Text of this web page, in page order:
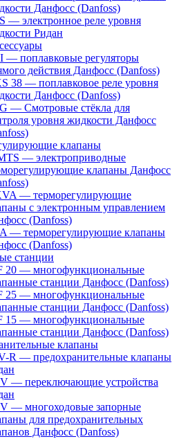
Данфосс (Danfoss)
— электронное реле уровня
Ридан
— поплавковые регуляторы
действия Данфосс (Danfoss)
38 — поплавковое реле уровня
Данфосс (Danfoss)
— Смотровые стёкла для
уровня жидкости Данфосс
клапаны
— электроприводные
клапаны Данфосс
— терморегулирующие
с электронным управлением
(Danfoss)
— терморегулирующие клапаны
(Danfoss)
станции
20 — многофункциональные
станции Данфосс (Danfoss)
25 — многофункциональные
станции Данфосс (Danfoss)
15 — многофункциональные
станции Данфосс (Danfoss)
клапаны
R — предохранительные клапаны
— переключающие устройства
— многоходовые запорные
для предохранительных
Данфосс (Danfoss)